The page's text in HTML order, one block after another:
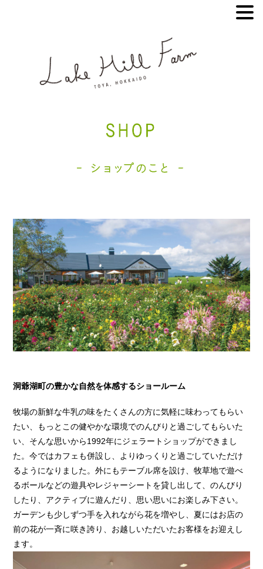
洞爺湖町の豊かな自然を体感するショールーム
牧場の新鮮な牛乳の味をたくさんの方に気軽に味わってもらい
たい、もっとこの健やかな環境でのんびりと過ごしてもらいた
い、そんな思いから1992年にジェラートショップができまし
た。今ではカフェも併設し、よりゆっくりと過ごしていただけ
るようになりました。外にもテーブル席を設け、牧草地で遊べ
るボールなどの遊具やレジャーシートを貸し出して、のんびり
したり、アクティブに遊んだり、思い思いにお楽しみ下さい。
ガーデンも少しずつ手を入れながら花を増やし、夏にはお店の
前の花が一斉に咲き誇り、お越しいただいたお客様をお迎えし
ます。